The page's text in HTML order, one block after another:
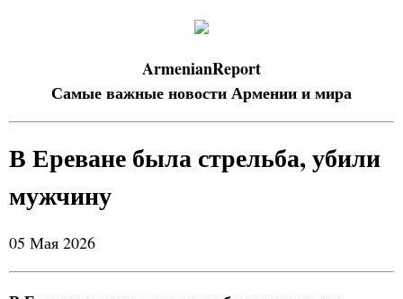
ArmenianReport
Самые важные новости Армении и мира
В Ереване была стрельба, убили
мужчину
05 Мая 2026